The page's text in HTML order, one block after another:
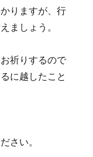
りますが、行
ましょう。
祈りするので
に越したこと
さい。